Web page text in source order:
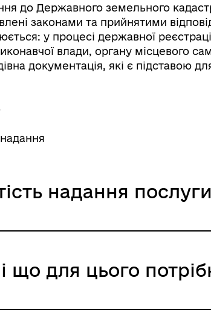
до Державного земельного
законами та прийнятими
у процесі державної
влади, органу місцевого
документація, які є підставою
надання послуги
Безоплатне надання / 0 UAH /
що для цього